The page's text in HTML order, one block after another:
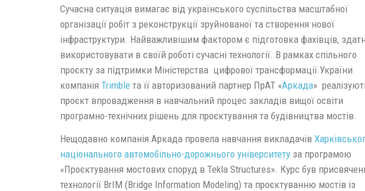
Сучасна ситуація вимагає від українського суспільства масштабної
організації робіт з реконструкції зруйнованої та створення нової
інфраструктури. Найважливішим фактором є підготовка фахівців,
використовувати в своїй роботі сучасні технології. В рамках спільного
проєкту за підтримки Міністерства цифрової трансформації України
компанія Trimble та її авторизований партнер ПрАТ «Аркада»
проєкт впровадження в навчальний процес закладів вищої освіти
програмно-технічних рішень для проєктування та будівництва мостів.
Нещодавно компанія Аркада провела навчання викладачів
національного автомобільно-дорожнього університету за програмою
«Проєктування мостових споруд в Tekla Structures». Курс був
технології BrIM (Bridge Information Modeling) та проєктуванню мостів із